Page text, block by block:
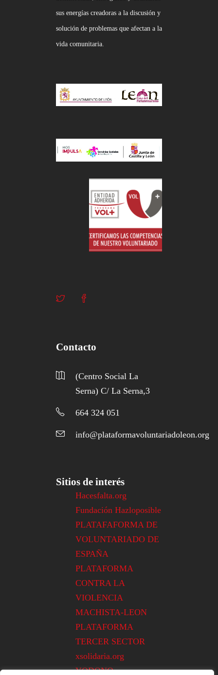
sus energías creadoras a la discusión y
solución de problemas que afectan a la
vida comunitaria.
Contacto
(Centro Social La
Serna) C/ La Serna,3
664 324 051
info@plataformavoluntariadoleon.org
Sitios de interés
Hacesfalta.org
Fundación Hazloposible
PLATAFAFORMA DE
VOLUNTARIADO DE
ESPAÑA
PLATAFORMA
CONTRA LA
VIOLENCIA
MACHISTA-LEON
PLATAFORMA
TERCER SECTOR
xsolidaria.org
YODONO